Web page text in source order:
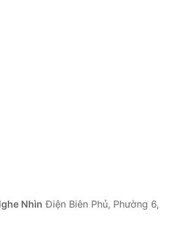
Nhìn Điện Biên Phủ, Phường 6,